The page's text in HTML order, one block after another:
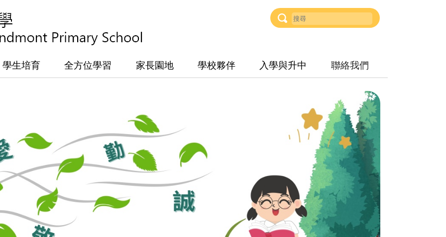
學生培育 全方位學習 家長園地 學校夥伴 入學與升中 聯絡我們